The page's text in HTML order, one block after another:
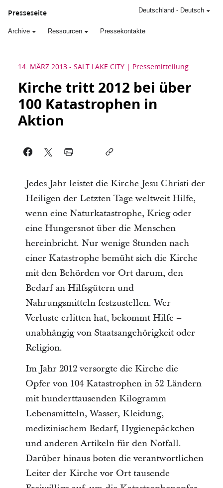
Presseseite
Archive Ressourcen Pressekontakte
Deutschland - Deutsch
14. MÄRZ 2013 - SALT LAKE CITY Pressemitteilung
Kirche tritt 2012 bei über
100 Katastrophen in
Aktion
Jedes Jahr leistet die Kirche Jesu Christi der
Heiligen der Letzten Tage weltweit Hilfe,
wenn eine Naturkatastrophe, Krieg oder
eine Hungersnot über die Menschen
hereinbricht. Nur wenige Stunden nach
einer Katastrophe bemüht sich die Kirche
mit den Behörden vor Ort darum, den
Bedarf an Hilfsgütern und
Nahrungsmitteln festzustellen. Wer
Verluste erlitten hat, bekommt Hilfe –
unabhängig von Staatsangehörigkeit oder
Religion.
Im Jahr 2012 versorgte die Kirche die
Opfer von 104 Katastrophen in 52 Ländern
mit hunderttausenden Kilogramm
Lebensmitteln, Wasser, Kleidung,
medizinischem Bedarf, Hygienepäckchen
und anderen Artikeln für den Notfall.
Darüber hinaus boten die verantwortlichen
Leiter der Kirche vor Ort tausende